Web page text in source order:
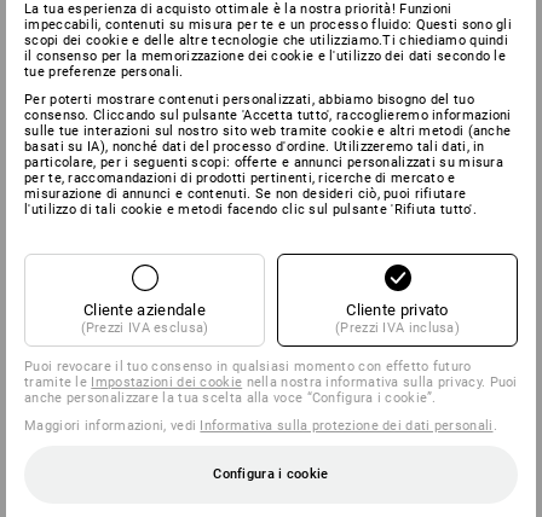
La tua esperienza di acquisto ottimale è la nostra priorità! Funzioni
impeccabili, contenuti su misura per te e un processo fluido: Questi sono gli
scopi dei cookie e delle altre tecnologie che utilizziamo.Ti chiediamo quindi
il consenso per la memorizzazione dei cookie e l'utilizzo dei dati secondo le
tue preferenze personali.
Per poterti mostrare contenuti personalizzati, abbiamo bisogno del tuo
consenso. Cliccando sul pulsante 'Accetta tutto', raccoglieremo informazioni
sulle tue interazioni sul nostro sito web tramite cookie e altri metodi (anche
basati su IA), nonché dati del processo d'ordine. Utilizzeremo tali dati, in
particolare, per i seguenti scopi: offerte e annunci personalizzati su misura
per te, raccomandazioni di prodotti pertinenti, ricerche di mercato e
misurazione di annunci e contenuti. Se non desideri ciò, puoi rifiutare
l'utilizzo di tali cookie e metodi facendo clic sul pulsante 'Rifiuta tutto'.
Cliente aziendale
(Prezzi IVA esclusa)
Cliente privato
(Prezzi IVA inclusa)
Puoi revocare il tuo consenso in qualsiasi momento con effetto futuro
tramite le Impostazioni dei cookie nella nostra informativa sulla privacy. Puoi
anche personalizzare la tua scelta alla voce “Configura i cookie”.
Maggiori informazioni, vedi Informativa sulla protezione dei dati personali .
Configura i cookie